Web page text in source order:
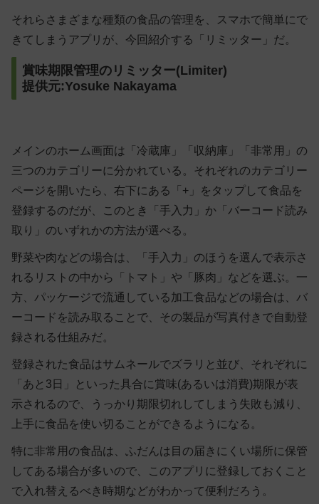
それらさまざまな種類の食品の管理を、スマホで簡単にで
きてしまうアプリが、今回紹介する「リミッター」だ。
賞味期限管理のリミッター(Limiter)
提供元:Yosuke Nakayama
メインのホーム画面は「冷蔵庫」「収納庫」「非常用」の
三つのカテゴリーに分かれている。それぞれのカテゴリー
ページを開いたら、右下にある「+」をタップして食品を
登録するのだが、このとき「手入力」か「バーコード読み
取り」のいずれかの方法が選べる。
野菜や肉などの場合は、「手入力」のほうを選んで表示さ
れるリストの中から「トマト」や「豚肉」などを選ぶ。一
方、パッケージで流通している加工食品などの場合は、バ
ーコードを読み取ることで、その製品が写真付きで自動登
録される仕組みだ。
登録された食品はサムネールでズラリと並び、それぞれに
「あと3日」といった具合に賞味(あるいは消費)期限が表
示されるので、うっかり期限切れしてしまう失敗も減り、
上手に食品を使い切ることができるようになる。
特に非常用の食品は、ふだんは目の届きにくい場所に保管
してある場合が多いので、このアプリに登録しておくこと
で入れ替えるべき時期などがわかって便利だろう。